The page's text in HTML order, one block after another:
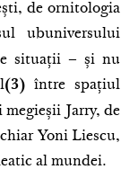
de ornitologia
ubuniversului
situații – și nu
(3) între spațiul
Jarry, de
Yoni Liescu,
al mundei.